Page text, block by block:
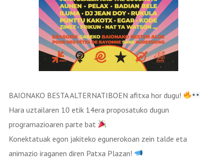
BAIONAKO BESTA ALTERNATIBOEN afitxa hor dugu!
Hara uztailaren 10 etik 14era proposatuko dugun
programazioaren parte bat
Konektatuak egon jakiteko egunerokoan zein talde eta
animazio iraganen diren Patxa Plazan!